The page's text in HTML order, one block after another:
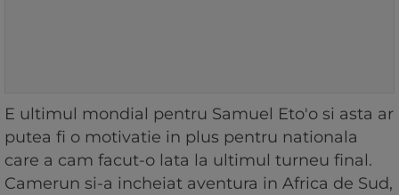
E ultimul mondial pentru Samuel Eto'o si asta ar
putea fi o motivatie in plus pentru nationala
care a cam facut-o lata la ultimul turneu final.
Camerun si-a incheiat aventura in Africa de Sud,